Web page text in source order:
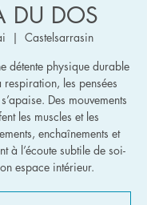
DU DOS
  |
Castelsarrasin
détente physique durable
respiration, les pensées
Des mouvements
les muscles et les
enchaînements et
à l’écoute subtile de soi-
espace intérieur.